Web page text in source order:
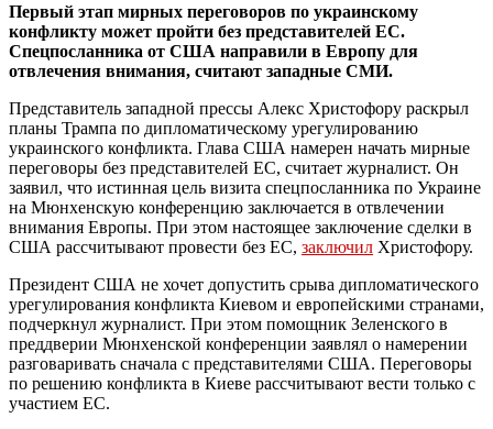
Первый этап мирных переговоров по украинскому
конфликту может пройти без представителей ЕС.
Спецпосланника от США направили в Европу для
отвлечения внимания, считают западные СМИ.
Представитель западной прессы Алекс Христофору раскрыл
планы Трампа по дипломатическому урегулированию
украинского конфликта. Глава США намерен начать мирные
переговоры без представителей ЕС, считает журналист. Он
заявил, что истинная цель визита спецпосланника по Украине
на Мюнхенскую конференцию заключается в отвлечении
внимания Европы. При этом настоящее заключение сделки в
США рассчитывают провести без ЕС, заключил Христофору.
Президент США не хочет допустить срыва дипломатического
урегулирования конфликта Киевом и европейскими странами,
подчеркнул журналист. При этом помощник Зеленского в
преддверии Мюнхенской конференции заявлял о намерении
разговаривать сначала с представителями США. Переговоры
по решению конфликта в Киеве рассчитывают вести только с
участием ЕС.